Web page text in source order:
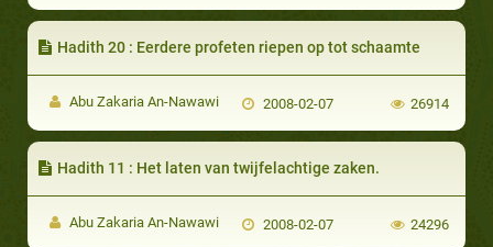
Hadith 20 : Eerdere profeten riepen op tot schaamte
Abu Zakaria An-Nawawi 2008-02-07 26914
Hadith 11 : Het laten van twijfelachtige zaken.
Abu Zakaria An-Nawawi 2008-02-07 24296